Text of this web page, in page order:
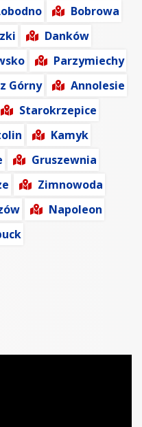
Bobrowa
Danków
Parzymiechy
Górny
Annolesie
Starokrzepice
Kamyk
Gruszewnia
Zimnowoda
Napoleon